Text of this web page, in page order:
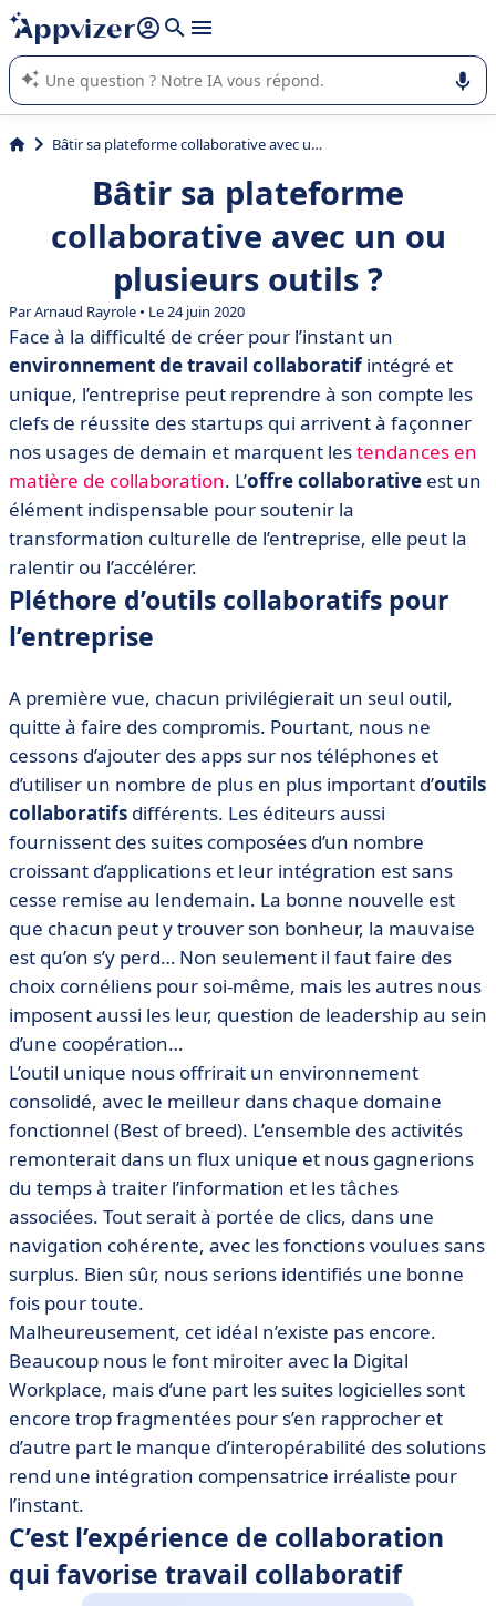
répondre (plusieurs lignes avec
L'IA de Appvizer vous guide dans l'utilisation ou la sélection de
logiciel SaaS en entreprise.
Bâtir sa plateforme collaborative avec un ou plusieurs outils ?
Bâtir sa plateforme
collaborative avec un ou
plusieurs outils ?
ParArnaud Rayrole • Le 24 juin 2020
Face à la difficulté de créer pour l’instant un
environnement de travail collaboratifintégré et
unique, l’entreprise peut reprendre à son compte les
clefs de réussite des startups qui arrivent à façonner
nos usages de demain et marquent lestendances en
matière de collaboration. L’offre collaborative est un
élément indispensable pour soutenir la
transformation culturelle de l’entreprise, elle peut la
ralentir ou l’accélérer.
Pléthore d’outils collaboratifs pour
l’entreprise
A première vue, chacun privilégierait un seul outil,
quitte à faire des compromis. Pourtant, nous ne
cessons d’ajouter des apps sur nos téléphones et
d’utiliser un nombre de plus en plus important d’outils
collaboratifs différents. Les éditeurs aussi
fournissent des suites composées d’un nombre
croissant d’applications et leur intégration est sans
cesse remise au lendemain. La bonne nouvelle est
que chacun peut y trouver son bonheur, la mauvaise
est qu’on s’y perd… Non seulement il faut faire des
choix cornéliens pour soi-même, mais les autres nous
imposent aussi les leur, question de leadership au sein
d’une coopération…
L’outil unique nous offrirait un environnement
consolidé, avec le meilleur dans chaque domaine
fonctionnel (Best of breed). L’ensemble des activités
remonterait dans un flux unique et nous gagnerions
du temps à traiter l’information et les tâches
associées. Tout serait à portée de clics, dans une
navigation cohérente, avec les fonctions voulues sans
surplus. Bien sûr, nous serions identifiés une bonne
fois pour toute.
Malheureusement, cet idéal n’existe pas encore.
Beaucoup nous le font miroiter avec la Digital
Workplace, mais d’une part les suites logicielles sont
encore trop fragmentées pour s’en rapprocher et
d’autre part le manque d’interopérabilité des solutions
rend une intégration compensatrice irréaliste pour
l’instant.
C’est l’expérience de collaboration
qui favorise travail collaboratif